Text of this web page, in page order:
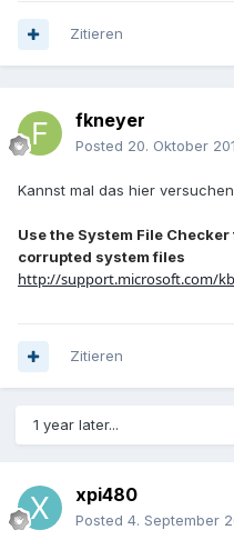
Zitieren
fkneyer
Posted 20. Oktober
Kannst mal das hier versuchen
Use the System File
corrupted system files
http://support.microsoft.com/
Zitieren
1 year later...
xpi480
Posted 4. September